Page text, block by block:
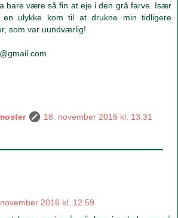
bare være så fin at eje i den grå farve. Især
ulykke kom til at drukne min tidligere
som var uundværlig!
18. november 2016 kl. 13.31
2016 kl. 12.59